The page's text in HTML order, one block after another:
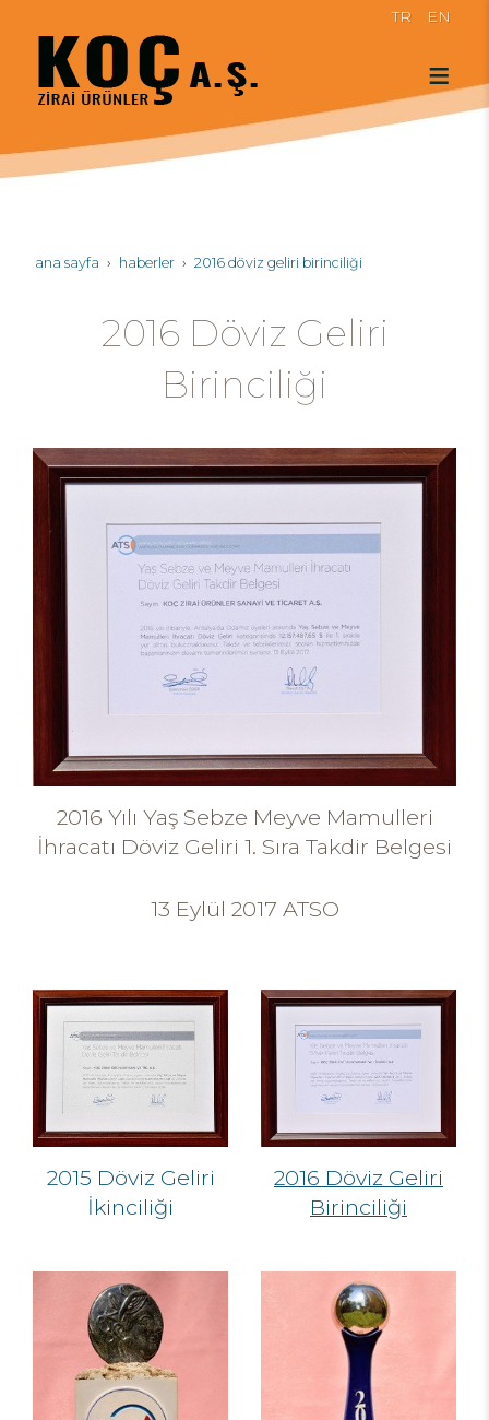
TR EN
ana sayfa haberler 2016 döviz geliri birinciliği
2016 Döviz Geliri
Birinciliği
2016 Yılı Yaş Sebze Meyve Mamulleri
İhracatı Döviz Geliri 1. Sıra Takdir Belgesi
13 Eylül 2017 ATSO
2015 Döviz Geliri
İkinciliği
2016 Döviz Geliri
Birinciliği